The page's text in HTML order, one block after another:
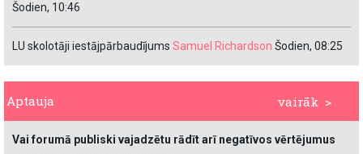
Šodien, 10:46
LU skolotāji iestājpārbaudījums Samuel Richardson Šodien, 08:25
vairāk >
Aptauja
Vai forumā publiski vajadzētu rādīt arī negatīvos vērtējumus